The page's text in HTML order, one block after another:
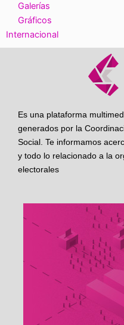
Galerías
Gráficos
Internacional
Es una plataforma
generados por la
Social. Te informamos
y todo lo relacionado a la
electorales